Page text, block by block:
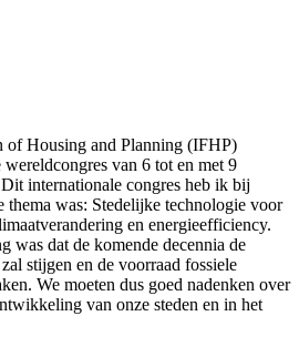
of Housing and Planning (IFHP)
van 6 tot en met 9
internationale congres heb ik bij
thema was: Stedelijke technologie voor
en energieefficiency.
was dat de komende decennia de
stijgen en de voorraad fossiele
We moeten dus goed nadenken over
van onze steden en in het